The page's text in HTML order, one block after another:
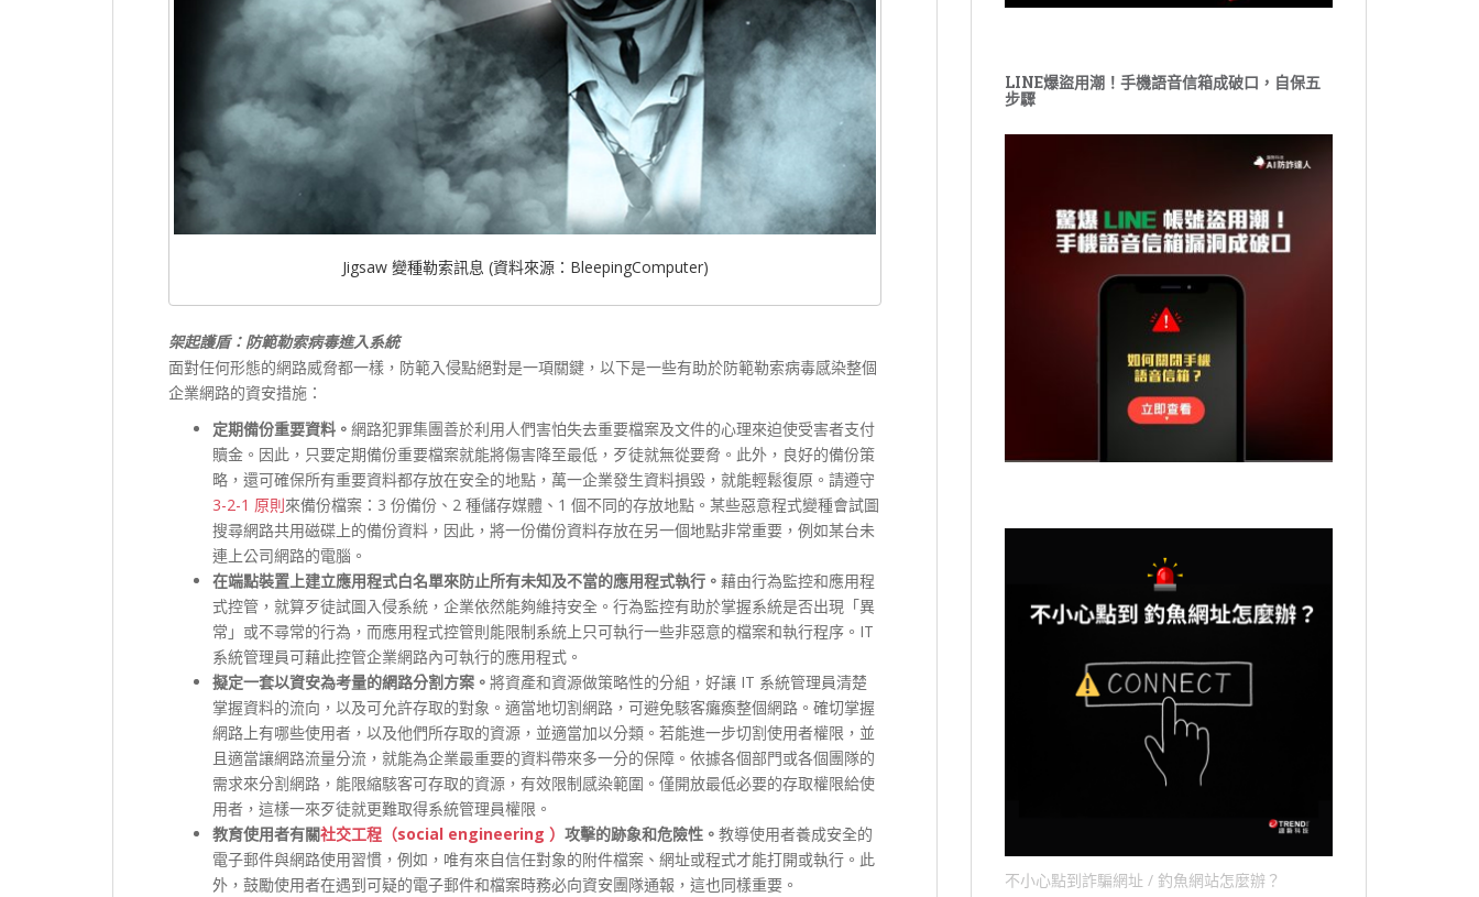
Jigsaw 變種勒索訊息 (資料來源：BleepingComputer)
架起護盾：防範勒索病毒進入系統
面對任何形態的網路威脅都一樣，防範入侵點絕對是一項關鍵，以下是一些有助於防範勒索病毒感染整個
企業網路的資安措施：
定期備份重要資料。 網路犯罪集團善於利用人們害怕失去重要檔案及文件的心理來迫使受害者支付
贖金。因此，只要定期備份重要檔案就能將傷害降至最低，歹徒就無從要脅。此外，良好的備份策
略，還可確保所有重要資料都存放在安全的地點，萬一企業發生資料損毀，就能輕鬆復原。請遵守
3-2-1 原則來備份檔案：3 份備份、2 種儲存媒體、1 個不同的存放地點。某些惡意程式變種會試圖
搜尋網路共用磁碟上的備份資料，因此，將一份備份資料存放在另一個地點非常重要，例如某台未
連上公司網路的電腦。
在端點裝置上建立應用程式白名單來防止所有未知及不當的應用程式執行。 藉由行為監控和應用程
式控管，就算歹徒試圖入侵系統，企業依然能夠維持安全。行為監控有助於掌握系統是否出現「異
常」或不尋常的行為，而應用程式控管則能限制系統上只可執行一些非惡意的檔案和執行程序。IT
系統管理員可藉此控管企業網路內可執行的應用程式。
擬定一套以資安為考量的網路分割方案。 將資產和資源做策略性的分組，好讓 IT 系統管理員清楚
掌握資料的流向，以及可允許存取的對象。適當地切割網路，可避免駭客癱瘓整個網路。確切掌握
網路上有哪些使用者，以及他們所存取的資源，並適當加以分類。若能進一步切割使用者權限，並
且適當讓網路流量分流，就能為企業最重要的資料帶來多一分的保障。依據各個部門或各個團隊的
需求來分割網路，能限縮駭客可存取的資源，有效限制感染範圍。僅開放最低必要的存取權限給使
用者，這樣一來歹徒就更難取得系統管理員權限。
教育使用者有關社交工程（social engineering ） 攻擊的跡象和危險性。 教導使用者養成安全的
電子郵件與網路使用習慣，例如，唯有來自信任對象的附件檔案、網址或程式才能打開或執行。此
外，鼓勵使用者在遇到可疑的電子郵件和檔案時務必向資安團隊通報，這也同樣重要。
LINE爆盜用潮！手機語音信箱成破口，自保五
步驟
不小心點到詐騙網址 / 釣魚網站怎麼辦？